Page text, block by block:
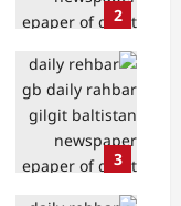
2
3